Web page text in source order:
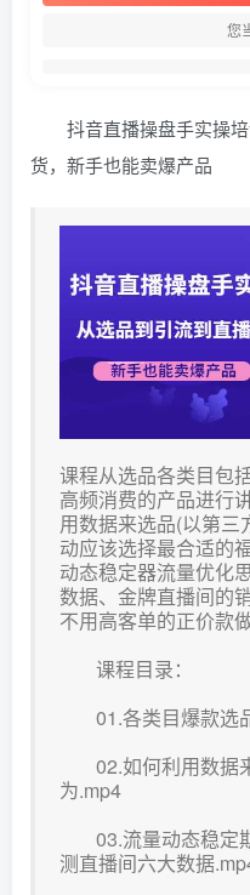
您
抖音直播操盘手实操
货，新手也能卖爆产品
课程从选品各类目包
高频消费的产品进行
用数据来选品(以第三
动应该选择最合适的
动态稳定器流量优化
数据、金牌直播间的
不用高客单的正价款
课程目录：
01.各类目爆款选
02.如何利用数据
为.mp4
03.流量动态稳定
测直播间六大数据